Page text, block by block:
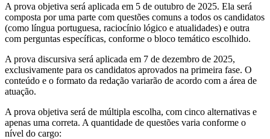
A prova objetiva será aplicada em 5 de outubro de 2025. Ela será
composta por uma parte com questões comuns a todos os candidatos
(como língua portuguesa, raciocínio lógico e atualidades) e outra
com perguntas específicas, conforme o bloco temático escolhido.
A prova discursiva será aplicada em 7 de dezembro de 2025,
exclusivamente para os candidatos aprovados na primeira fase. O
conteúdo e o formato da redação variarão de acordo com a área de
atuação.
A prova objetiva será de múltipla escolha, com cinco alternativas e
apenas uma correta. A quantidade de questões varia conforme o
nível do cargo: